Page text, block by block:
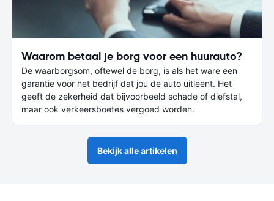
Waarom betaal je borg voor een huurauto?
De waarborgsom, oftewel de borg, is als het ware een
garantie voor het bedrijf dat jou de auto uitleent. Het
geeft de zekerheid dat bijvoorbeeld schade of diefstal,
maar ook verkeersboetes vergoed worden.
Bekijk alle artikelen